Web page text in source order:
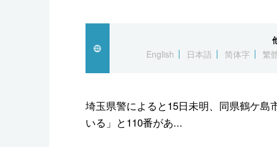
スポーツ・東京2020English
日本語 简体字 繁
埼玉県警によると15日未明、同県鶴ケ
いる」と110番があ...